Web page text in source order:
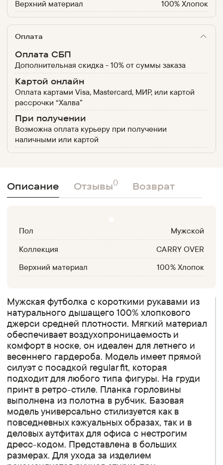
Верхний материал
100% Хлопок
Оплата
Оплата СБП
Дополнительная скидка - 10% от суммы заказа
Картой онлайн
Оплата картами Visa, Mastercard, МИР, или картой
рассрочки “Халва”
При получении
Возможна оплата курьеру при получении
наличными или картой
Описание Отзывы0 Возврат
Мужская футболка с короткими рукавами из
натурального дышащего 100% хлопкового
джерси средней плотности. Мягкий материал
обеспечивает воздухопроницаемость и
комфорт в носке, он идеален для летнего и
весеннего гардероба. Модель имеет прямой
силуэт с посадкой regular fit, которая
подходит для любого типа фигуры. На груди
принт в ретро-стиле. Планка горловины
выполнена из полотна в рубчик. Базовая
модель универсально стилизуется как в
повседневных кэжуальных образах, так и в
деловых аутфитах для офиса с нестрогим
дресс-кодом. Представлена в больших
размерах. Для ухода за изделием
Пол
Мужской
Коллекция
CARRY OVER
Верхний материал
100% Хлопок